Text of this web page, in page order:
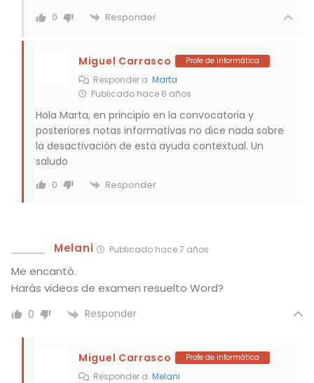
0 Responder
Miguel Carrasco Profe de informática
Responder a Marta
Publicado hace 6 años
Hola Marta, en principio en la convocatoria y
posteriores notas informativas no dice nada sobre
la desactivación de esta ayuda contextual. Un
saludo
0 Responder
Melani Publicado hace 7 años
Me encantó.
Harás videos de examen resuelto Word?
0 Responder
Miguel Carrasco Profe de informática
Responder a Melani